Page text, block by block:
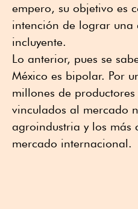
empero, su objetivo es
intención de lograr una
incluyente.
Lo anterior, pues se
México es bipolar. Por
millones de
vinculados al mercado
agroindustria y los más
mercado internacional.